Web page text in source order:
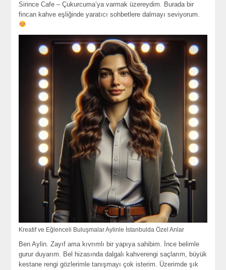
Sirince Cafe – Çukurcuma’ya varmak üzereydim. Burada bir
fincan kahve eşliğinde yaratıcı sohbetlere dalmayı seviyorum.
Kreatif ve Eğlenceli Buluşmalar Aylinle İstanbulda Özel Anlar
Ben Aylin. Zayıf ama kıvrımlı bir yapıya sahibim. İnce belimle
gurur duyarım. Bel hizasında dalgalı kahverengi saçlarım, büyük
kestane rengi gözlerimle tanışmayı çok isterim. Üzerimde şık